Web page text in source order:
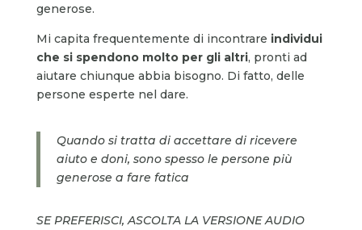
generose.
Mi capita frequentemente di incontrare individui
che si spendono molto per gli altri, pronti ad
aiutare chiunque abbia bisogno. Di fatto, delle
persone esperte nel dare.
Quando si tratta di accettare di ricevere
aiuto e doni, sono spesso le persone più
generose a fare fatica
SE PREFERISCI, ASCOLTA LA VERSIONE AUDIO